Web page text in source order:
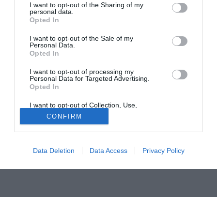
I want to opt-out of the Sharing of my
personal data.
Opted In
I want to opt-out of the Sale of my
Personal Data.
Opted In
I want to opt-out of processing my
Personal Data for Targeted Advertising.
Opted In
I want to opt-out of Collection, Use,
Retention, Sale, and/or Sharing of my
Personal Data that Is Unrelated with the
Purposes for which it was collected.
Opted Out
CONFIRM
Data Deletion Data Access Privacy Policy
giudizio. Tra un attaccante e un trequartista credo che
servirebbe di più un attaccante, ma per la verità non credo
Tutte le partite di Serie A della tua squadra. Attiva l’Offerta di